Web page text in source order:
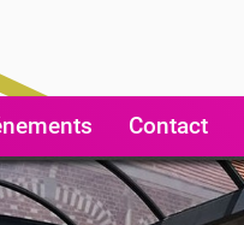
Contact